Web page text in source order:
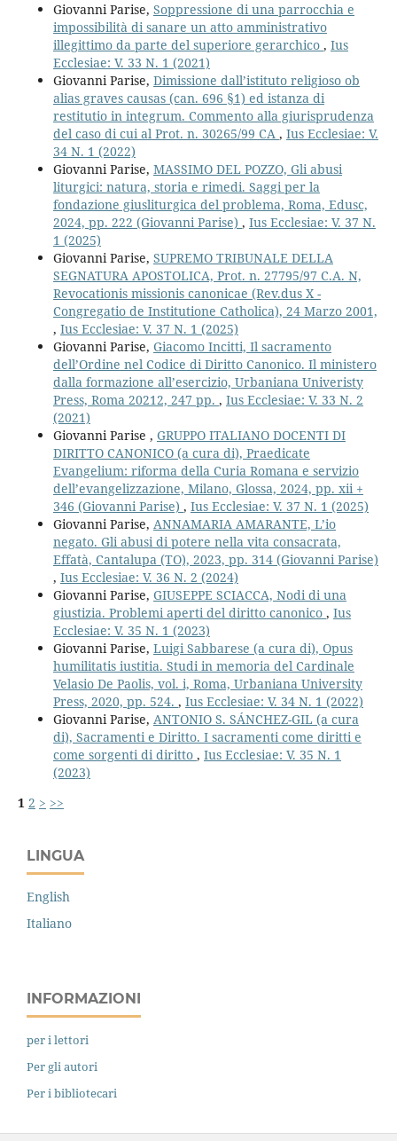
Giovanni Parise, Soppressione di una parrocchia e
impossibilità di sanare un atto amministrativo
illegittimo da parte del superiore gerarchico , Ius
Ecclesiae: V. 33 N. 1 (2021)
Giovanni Parise, Dimissione dall’istituto religioso ob
alias graves causas (can. 696 §1) ed istanza di
restitutio in integrum. Commento alla giurisprudenza
del caso di cui al Prot. n. 30265/99 CA , Ius Ecclesiae: V.
34 N. 1 (2022)
Giovanni Parise, MASSIMO DEL POZZO, Gli abusi
liturgici: natura, storia e rimedi. Saggi per la
fondazione giusliturgica del problema, Roma, Edusc,
2024, pp. 222 (Giovanni Parise) , Ius Ecclesiae: V. 37 N.
1 (2025)
Giovanni Parise, SUPREMO TRIBUNALE DELLA
SEGNATURA APOSTOLICA, Prot. n. 27795/97 C.A. N,
Revocationis missionis canonicae (Rev.dus X -
Congregatio de Institutione Catholica), 24 Marzo 2001,
, Ius Ecclesiae: V. 37 N. 1 (2025)
Giovanni Parise, Giacomo Incitti, Il sacramento
dell’Ordine nel Codice di Diritto Canonico. Il ministero
dalla formazione all’esercizio, Urbaniana Univeristy
Press, Roma 20212, 247 pp. , Ius Ecclesiae: V. 33 N. 2
(2021)
Giovanni Parise , GRUPPO ITALIANO DOCENTI DI
DIRITTO CANONICO (a cura di), Praedicate
Evangelium: riforma della Curia Romana e servizio
dell’evangelizzazione, Milano, Glossa, 2024, pp. xii +
346 (Giovanni Parise) , Ius Ecclesiae: V. 37 N. 1 (2025)
Giovanni Parise, ANNAMARIA AMARANTE, L’io
negato. Gli abusi di potere nella vita consacrata,
Effatà, Cantalupa (TO), 2023, pp. 314 (Giovanni Parise)
, Ius Ecclesiae: V. 36 N. 2 (2024)
Giovanni Parise, GIUSEPPE SCIACCA, Nodi di una
giustizia. Problemi aperti del diritto canonico , Ius
Ecclesiae: V. 35 N. 1 (2023)
Giovanni Parise, Luigi Sabbarese (a cura di), Opus
humilitatis iustitia. Studi in memoria del Cardinale
Velasio De Paolis, vol. i, Roma, Urbaniana University
Press, 2020, pp. 524. , Ius Ecclesiae: V. 34 N. 1 (2022)
Giovanni Parise, ANTONIO S. SÁNCHEZ-GIL (a cura
di), Sacramenti e Diritto. I sacramenti come diritti e
come sorgenti di diritto , Ius Ecclesiae: V. 35 N. 1
(2023)
1 2 > >>
LINGUA
English
Italiano
INFORMAZIONI
per i lettori
Per gli autori
Per i bibliotecari